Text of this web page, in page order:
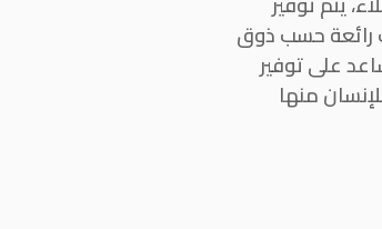
رائعة حسب ذوق
على توفير
منها